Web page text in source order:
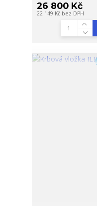
26 800 Kč
22 149 Kč bez DPH